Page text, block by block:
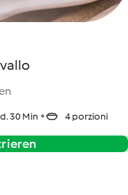
30 Min 4 porzioni